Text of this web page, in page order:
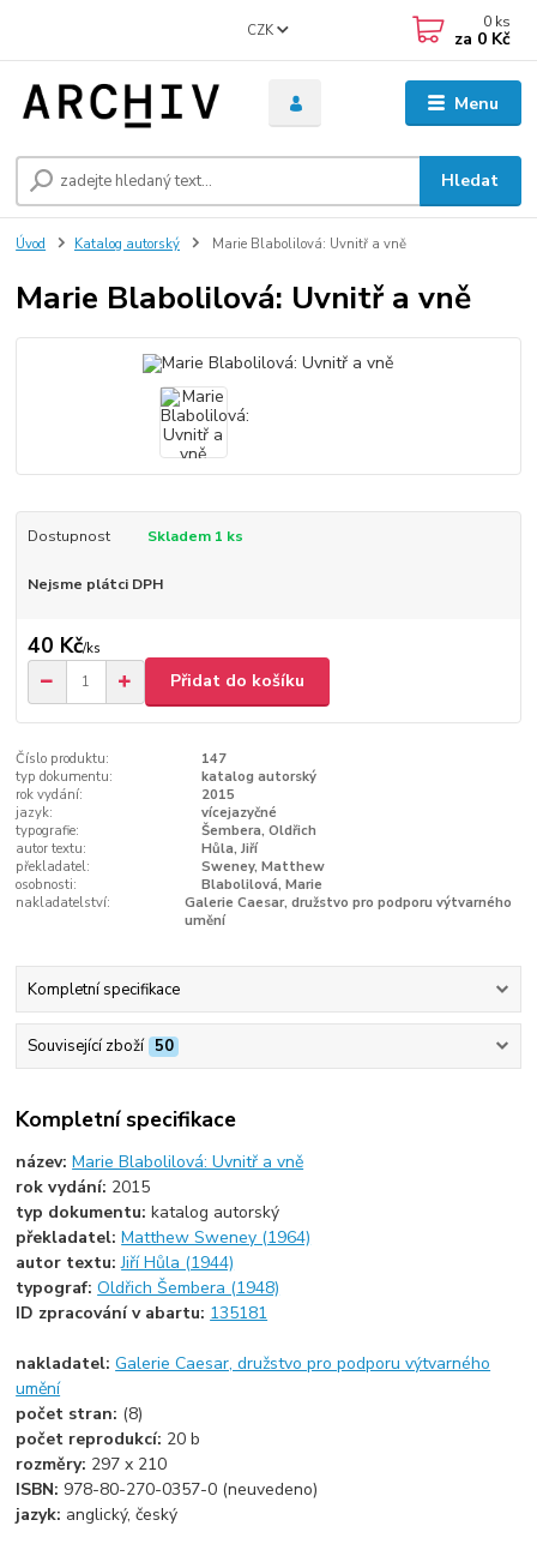
Menu
CZK
Hledat
0 ks
za 0 Kč
Úvod Katalog autorský Marie Blabolilová: Uvnitř a vně
Marie Blabolilová: Uvnitř a vně
Dostupnost Skladem 1 ks
Nejsme plátci DPH
40 Kč/ks
Přidat do košíku
Číslo produktu:
147
typ dokumentu:
katalog autorský
rok vydání:
2015
jazyk:
vícejazyčné
typografie:
Šembera, Oldřich
autor textu:
Hůla, Jiří
překladatel:
Sweney, Matthew
osobnosti:
Blabolilová, Marie
nakladatelství:
Galerie Caesar, družstvo pro podporu výtvarného
umění
Kompletní specifikace
Související zboží 50
Kompletní specifikace
název:Marie Blabolilová: Uvnitř a vně
rok vydání: 2015
typ dokumentu:katalog autorský
překladatel:Matthew Sweney (1964)
autor textu:Jiří Hůla (1944)
typograf:Oldřich Šembera (1948)
ID zpracování v abartu: 135181
nakladatel:Galerie Caesar, družstvo pro podporu výtvarného
umění
počet stran: (8)
počet reprodukcí: 20 b
rozměry: 297 x 210
ISBN: 978-80-270-0357-0 (neuvedeno)
jazyk: anglický, český